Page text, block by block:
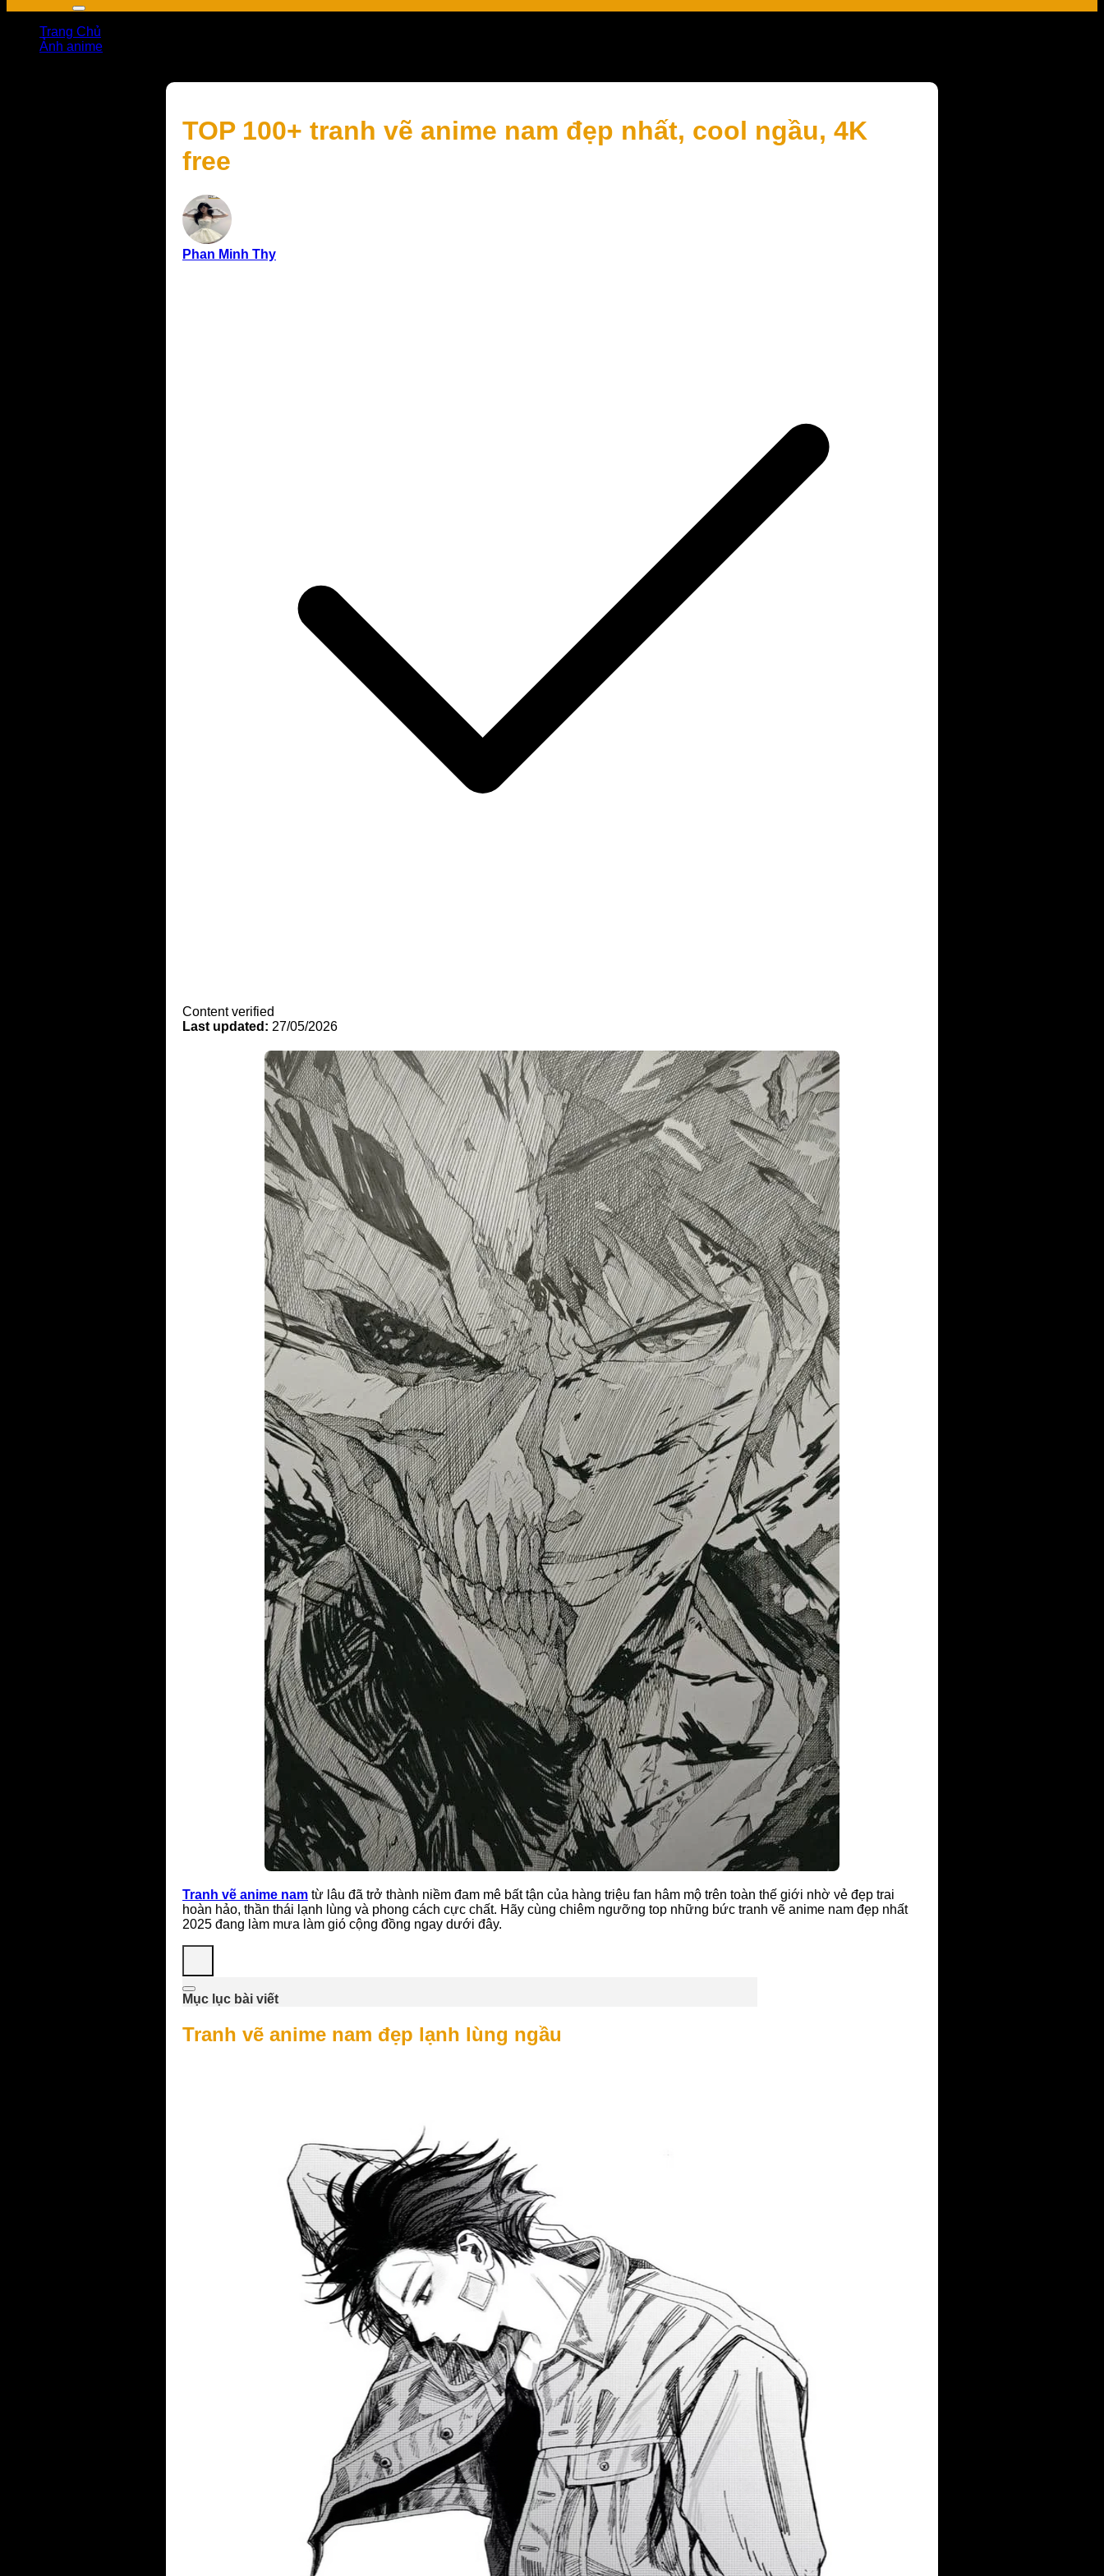
Trang Chủ
Ảnh anime
TOP 100+ tranh vẽ anime nam đẹp nhất, cool ngầu, 4K
free
Phan Minh Thy
Content verified
Last updated: 27/05/2026
Tranh vẽ anime nam từ lâu đã trở thành niềm đam mê bất tận của hàng triệu fan hâm mộ trên toàn thế giới nhờ vẻ đẹp trai
hoàn hảo, thần thái lạnh lùng và phong cách cực chất. Hãy cùng chiêm ngưỡng top những bức tranh vẽ anime nam đẹp nhất
2025 đang làm mưa làm gió cộng đồng ngay dưới đây.
Mục lục bài viết
Tranh vẽ anime nam đẹp lạnh lùng ngầu